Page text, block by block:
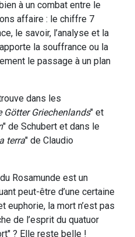
à un combat entre le
affaire : le chiffre 7
le savoir, l’analyse et la
la souffrance ou la
le passage à un plan
dans les
Götter Griechenlands" et
" de Schubert et dans le
terra" de Claudio
Rosamunde est un
peut-être d’une certaine
la mort n’est pas
de l’esprit du quatuor
? Elle reste belle !